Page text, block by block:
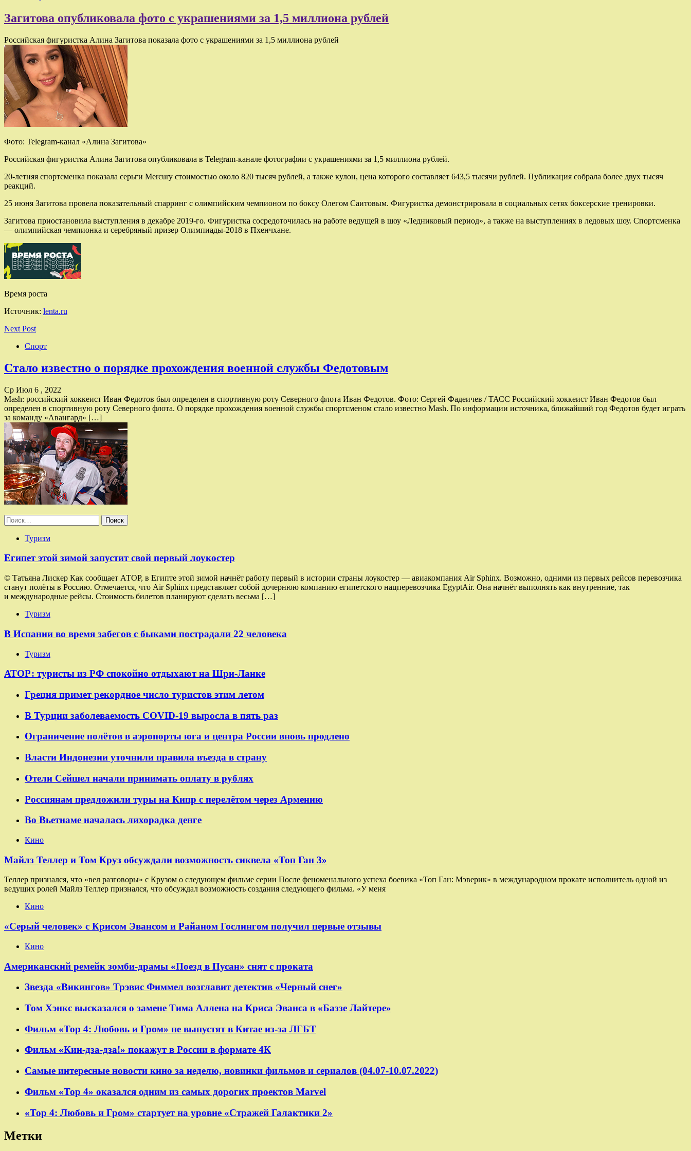
Загитова опубликовала фото с украшениями за 1,5 миллиона рублей
Российская фигуристка Алина Загитова показала фото с украшениями за 1,5 миллиона рублей
Фото: Telegram-канал «Алина Загитова»
Российская фигуристка Алина Загитова опубликовала в Telegram-канале фотографии с украшениями за 1,5 миллиона рублей.
20-летняя спортсменка показала серьги Mercury стоимостью около 820 тысяч рублей, а также кулон, цена которого составляет 643,5 тысячи рублей. Публикация собрала более двух тысяч
реакций.
25 июня Загитова провела показательный спарринг с олимпийским чемпионом по боксу Олегом Саитовым. Фигуристка демонстрировала в социальных сетях боксерские тренировки.
Загитова приостановила выступления в декабре 2019-го. Фигуристка сосредоточилась на работе ведущей в шоу «Ледниковый период», а также на выступлениях в ледовых шоу. Спортсменка
— олимпийская чемпионка и серебряный призер Олимпиады-2018 в Пхенчхане.
Время роста
Источник: lenta.ru
Next Post
Спорт
Стало известно о порядке прохождения военной службы Федотовым
Ср Июл 6 , 2022
Mash: российский хоккеист Иван Федотов был определен в спортивную роту Северного флота Иван Федотов. Фото: Сергей Фадеичев / ТАСС Российский хоккеист Иван Федотов был
определен в спортивную роту Северного флота. О порядке прохождения военной службы спортсменом стало известно Mash. По информации источника, ближайший год Федотов будет играть
за команду «Авангард» […]
Найти:
Туризм
Египет этой зимой запустит свой первый лоукостер
© Татьяна Лискер Как сообщает АТОР, в Египте этой зимой начнёт работу первый в истории страны лоукостер — авиакомпания Air Sphinx. Возможно, одними из первых рейсов перевозчика
станут полёты в Россию. Отмечается, что Air Sphinx представляет собой дочернюю компанию египетского нацперевозчика EgyptAir. Она начнёт выполнять как внутренние, так
и международные рейсы. Стоимость билетов планируют сделать весьма […]
Туризм
В Испании во время забегов с быками пострадали 22 человека
Туризм
АТОР: туристы из РФ спокойно отдыхают на Шри-Ланке
Греция примет рекордное число туристов этим летом
В Турции заболеваемость COVID-19 выросла в пять раз
Ограничение полётов в аэропорты юга и центра России вновь продлено
Власти Индонезии уточнили правила въезда в страну
Отели Сейшел начали принимать оплату в рублях
Россиянам предложили туры на Кипр с перелётом через Армению
Во Вьетнаме началась лихорадка денге
Кино
Майлз Теллер и Том Круз обсуждали возможность сиквела «Топ Ган 3»
Теллер признался, что «вел разговоры» с Крузом о следующем фильме серии После феноменального успеха боевика «Топ Ган: Мэверик» в международном прокате исполнитель одной из
ведущих ролей Майлз Теллер признался, что обсуждал возможность создания следующего фильма. «У меня
Кино
«Серый человек» с Крисом Эвансом и Райаном Гослингом получил первые отзывы
Кино
Американский ремейк зомби-драмы «Поезд в Пусан» снят с проката
Звезда «Викингов» Трэвис Фиммел возглавит детектив «Черный снег»
Том Хэнкс высказался о замене Тима Аллена на Криса Эванса в «Баззе Лайтере»
Фильм «Тор 4: Любовь и Гром» не выпустят в Китае из-за ЛГБТ
Фильм «Кин-дза-дза!» покажут в России в формате 4К
Самые интересные новости кино за неделю, новинки фильмов и сериалов (04.07-10.07.2022)
Фильм «Тор 4» оказался одним из самых дорогих проектов Marvel
«Тор 4: Любовь и Гром» стартует на уровне «Стражей Галактики 2»
Метки